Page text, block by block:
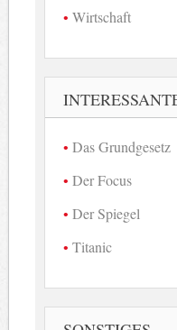
Wirtschaft
Das Grundgesetz
Der Focus
Der Spiegel
Titanic